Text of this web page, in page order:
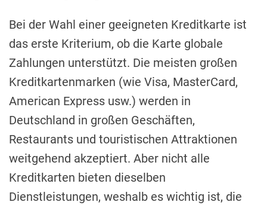
Bei der Wahl einer geeigneten Kreditkarte ist
das erste Kriterium, ob die Karte globale
Zahlungen unterstützt. Die meisten großen
Kreditkartenmarken (wie Visa, MasterCard,
American Express usw.) werden in
Deutschland in großen Geschäften,
Restaurants und touristischen Attraktionen
weitgehend akzeptiert. Aber nicht alle
Kreditkarten bieten dieselben
Dienstleistungen, weshalb es wichtig ist, die